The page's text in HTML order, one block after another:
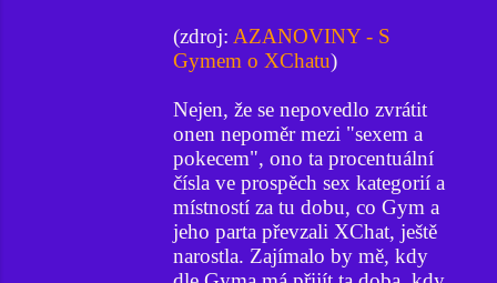
(zdroj: AZANOVINY - S
Gymem o XChatu)
Nejen, že se nepovedlo zvrátit
onen nepoměr mezi "sexem a
pokecem", ono ta procentuální
čísla ve prospěch sex kategorií a
místností za tu dobu, co Gym a
jeho parta převzali XChat, ještě
narostla. Zajímalo by mě, kdy